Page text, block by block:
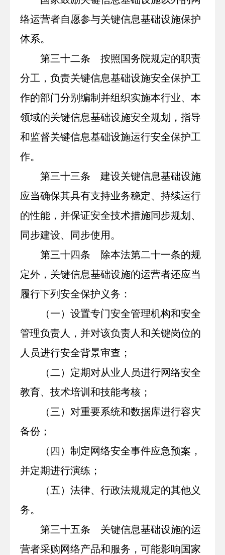
络运营者自愿参与关键信息基础设施保护
体系。
第三十二条 按照国务院规定的职责
分工，负责关键信息基础设施安全保护工
作的部门分别编制并组织实施本行业、本
领域的关键信息基础设施安全规划，指导
和监督关键信息基础设施运行安全保护工
作。
第三十三条 建设关键信息基础设施
应当确保其具有支持业务稳定、持续运行
的性能，并保证安全技术措施同步规划、
同步建设、同步使用。
第三十四条 除本法第二十一条的规
定外，关键信息基础设施的运营者还应当
履行下列安全保护义务：
（一）设置专门安全管理机构和安全
管理负责人，并对该负责人和关键岗位的
人员进行安全背景审查；
（二）定期对从业人员进行网络安全
教育、技术培训和技能考核；
（三）对重要系统和数据库进行容灾
备份；
（四）制定网络安全事件应急预案，
并定期进行演练；
（五）法律、行政法规规定的其他义
务。
第三十五条 关键信息基础设施的运
营者采购网络产品和服务，可能影响国家